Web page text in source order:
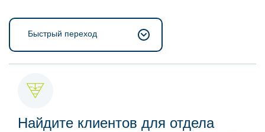
Быстрый переход
Найдите клиентов для отдела